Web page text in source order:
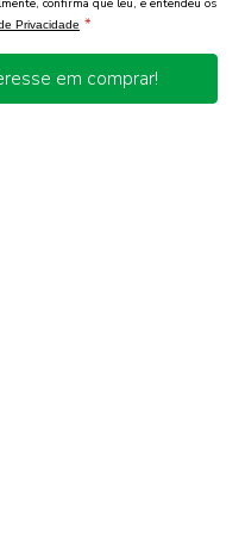
confirma que leu, e entendeu os
Privacidade *
em comprar!